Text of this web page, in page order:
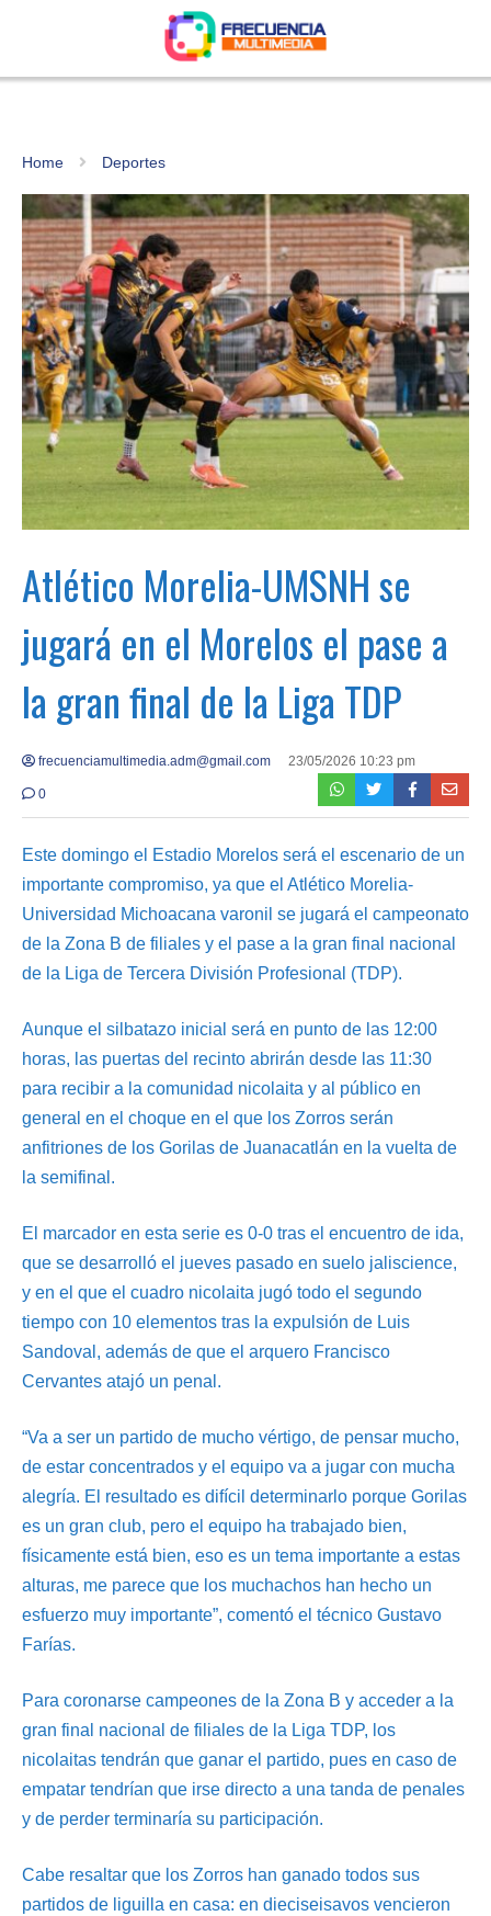
Home Deportes
Atlético Morelia-UMSNH se
jugará en el Morelos el pase a
la gran final de la Liga TDP
frecuenciamultimedia.adm@gmail.com 23/05/2026 10:23 pm
0
Este domingo el Estadio Morelos será el escenario de un
importante compromiso, ya que el Atlético Morelia-
Universidad Michoacana varonil se jugará el campeonato
de la Zona B de filiales y el pase a la gran final nacional
de la Liga de Tercera División Profesional (TDP).
Aunque el silbatazo inicial será en punto de las 12:00
horas, las puertas del recinto abrirán desde las 11:30
para recibir a la comunidad nicolaita y al público en
general en el choque en el que los Zorros serán
anfitriones de los Gorilas de Juanacatlán en la vuelta de
la semifinal.
El marcador en esta serie es 0-0 tras el encuentro de ida,
que se desarrolló el jueves pasado en suelo jaliscience,
y en el que el cuadro nicolaita jugó todo el segundo
tiempo con 10 elementos tras la expulsión de Luis
Sandoval, además de que el arquero Francisco
Cervantes atajó un penal.
“Va a ser un partido de mucho vértigo, de pensar mucho,
de estar concentrados y el equipo va a jugar con mucha
alegría. El resultado es difícil determinarlo porque Gorilas
es un gran club, pero el equipo ha trabajado bien,
físicamente está bien, eso es un tema importante a estas
alturas, me parece que los muchachos han hecho un
esfuerzo muy importante”, comentó el técnico Gustavo
Farías.
Para coronarse campeones de la Zona B y acceder a la
gran final nacional de filiales de la Liga TDP, los
nicolaitas tendrán que ganar el partido, pues en caso de
empatar tendrían que irse directo a una tanda de penales
y de perder terminaría su participación.
Cabe resaltar que los Zorros han ganado todos sus
partidos de liguilla en casa: en dieciseisavos vencieron